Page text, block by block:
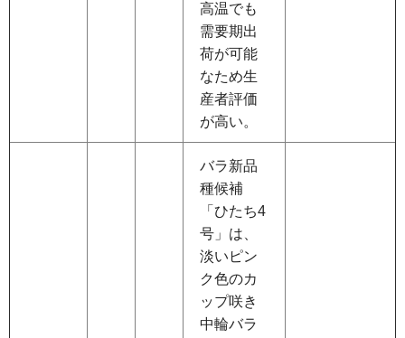
高温でも
需要期出
荷が可能
なため生
産者評価
が高い。
バラ新品
種候補
「ひたち4
号」は、
淡いピン
ク色のカ
ップ咲き
中輪バラ